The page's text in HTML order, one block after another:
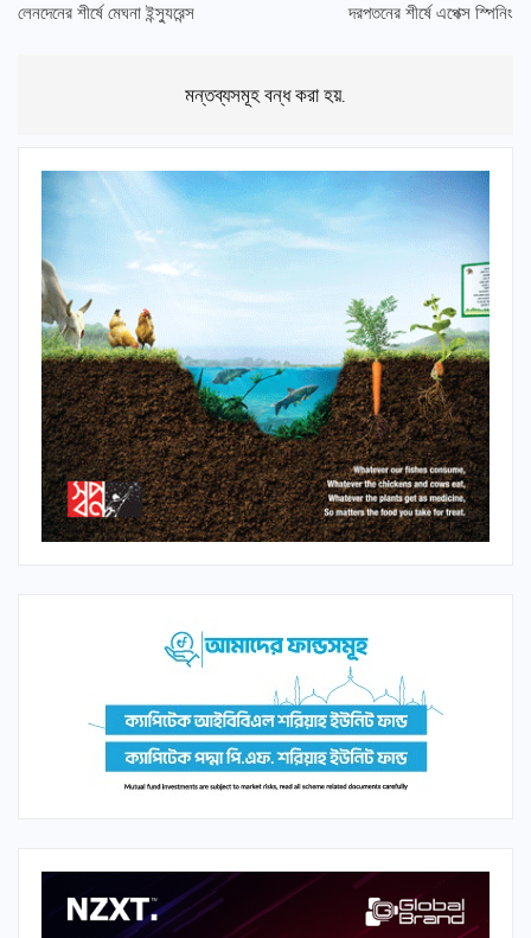
লেনদেনের শীর্ষে মেঘনা ইন্স্যুরেন্স দরপতনের শীর্ষে এপেক্স স্পিনিং
মন্তব্যসমূহ বন্ধ করা হয়.